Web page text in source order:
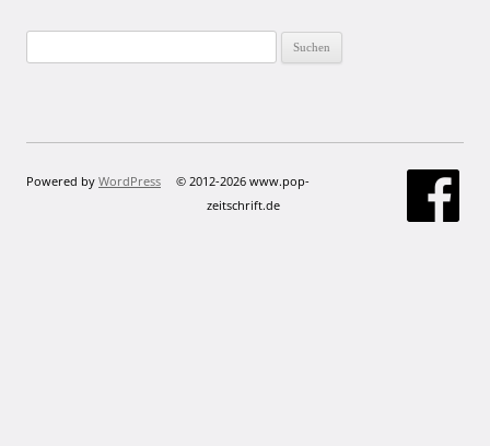
nach:
Powered by WordPress
© 2012-2026 www.pop-
zeitschrift.de